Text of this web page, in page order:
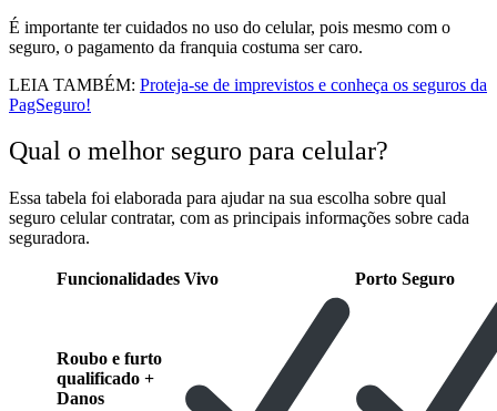
É importante ter cuidados no uso do celular, pois mesmo com o
seguro, o pagamento da franquia costuma ser caro.
LEIA TAMBÉM: Proteja-se de imprevistos e conheça os seguros da
PagSeguro!
Qual o melhor seguro para celular?
Essa tabela foi elaborada para ajudar na sua escolha sobre qual
seguro celular contratar, com as principais informações sobre cada
seguradora.
Funcionalidades Vivo Porto Seguro
Roubo e furto
qualificado +
Danos